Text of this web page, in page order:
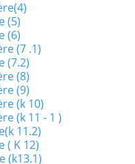
(5)
(6)
(7 .1)
(7.2)
(8)
(9)
(k 10)
(k 11 - 1 )
11.2)
( K 12)
(k13.1)